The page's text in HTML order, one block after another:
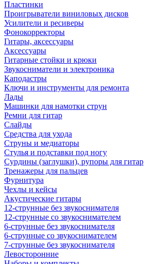
Пластинки
Проигрыватели виниловых дисков
Усилители и ресиверы
Фонокорректоры
Гитары, аксессуары
Аксессуары
Гитарные стойки и крюки
Звукосниматели и электроника
Каподастры
Ключи и инструменты для ремонта
Лады
Машинки для намотки струн
Ремни для гитар
Слайды
Средства для ухода
Струны и медиаторы
Стулья и подставки под ногу
Сурдины (заглушки), рупоры для гитар
Тренажеры для пальцев
Фурнитура
Чехлы и кейсы
Акустические гитары
12-струнные без звукоснимателя
12-струнные со звукоснимателем
6-струнные без звукоснимателя
6-струнные со звукоснимателем
7-струнные без звукоснимателя
Левосторонние